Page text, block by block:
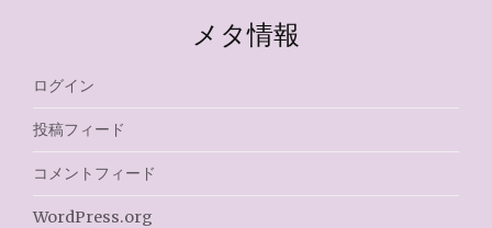
メタ情報
ログイン
投稿フィード
コメントフィード
WordPress.org